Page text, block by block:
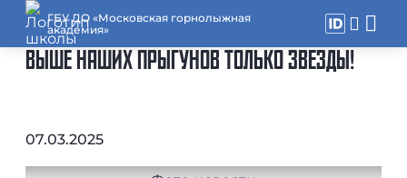
ГБУ ДО «Московская горнолыжная
академия»
ВЫШЕ НАШИХ ПРЫГУНОВ ТОЛЬКО ЗВЕЗДЫ!
07.03.2025